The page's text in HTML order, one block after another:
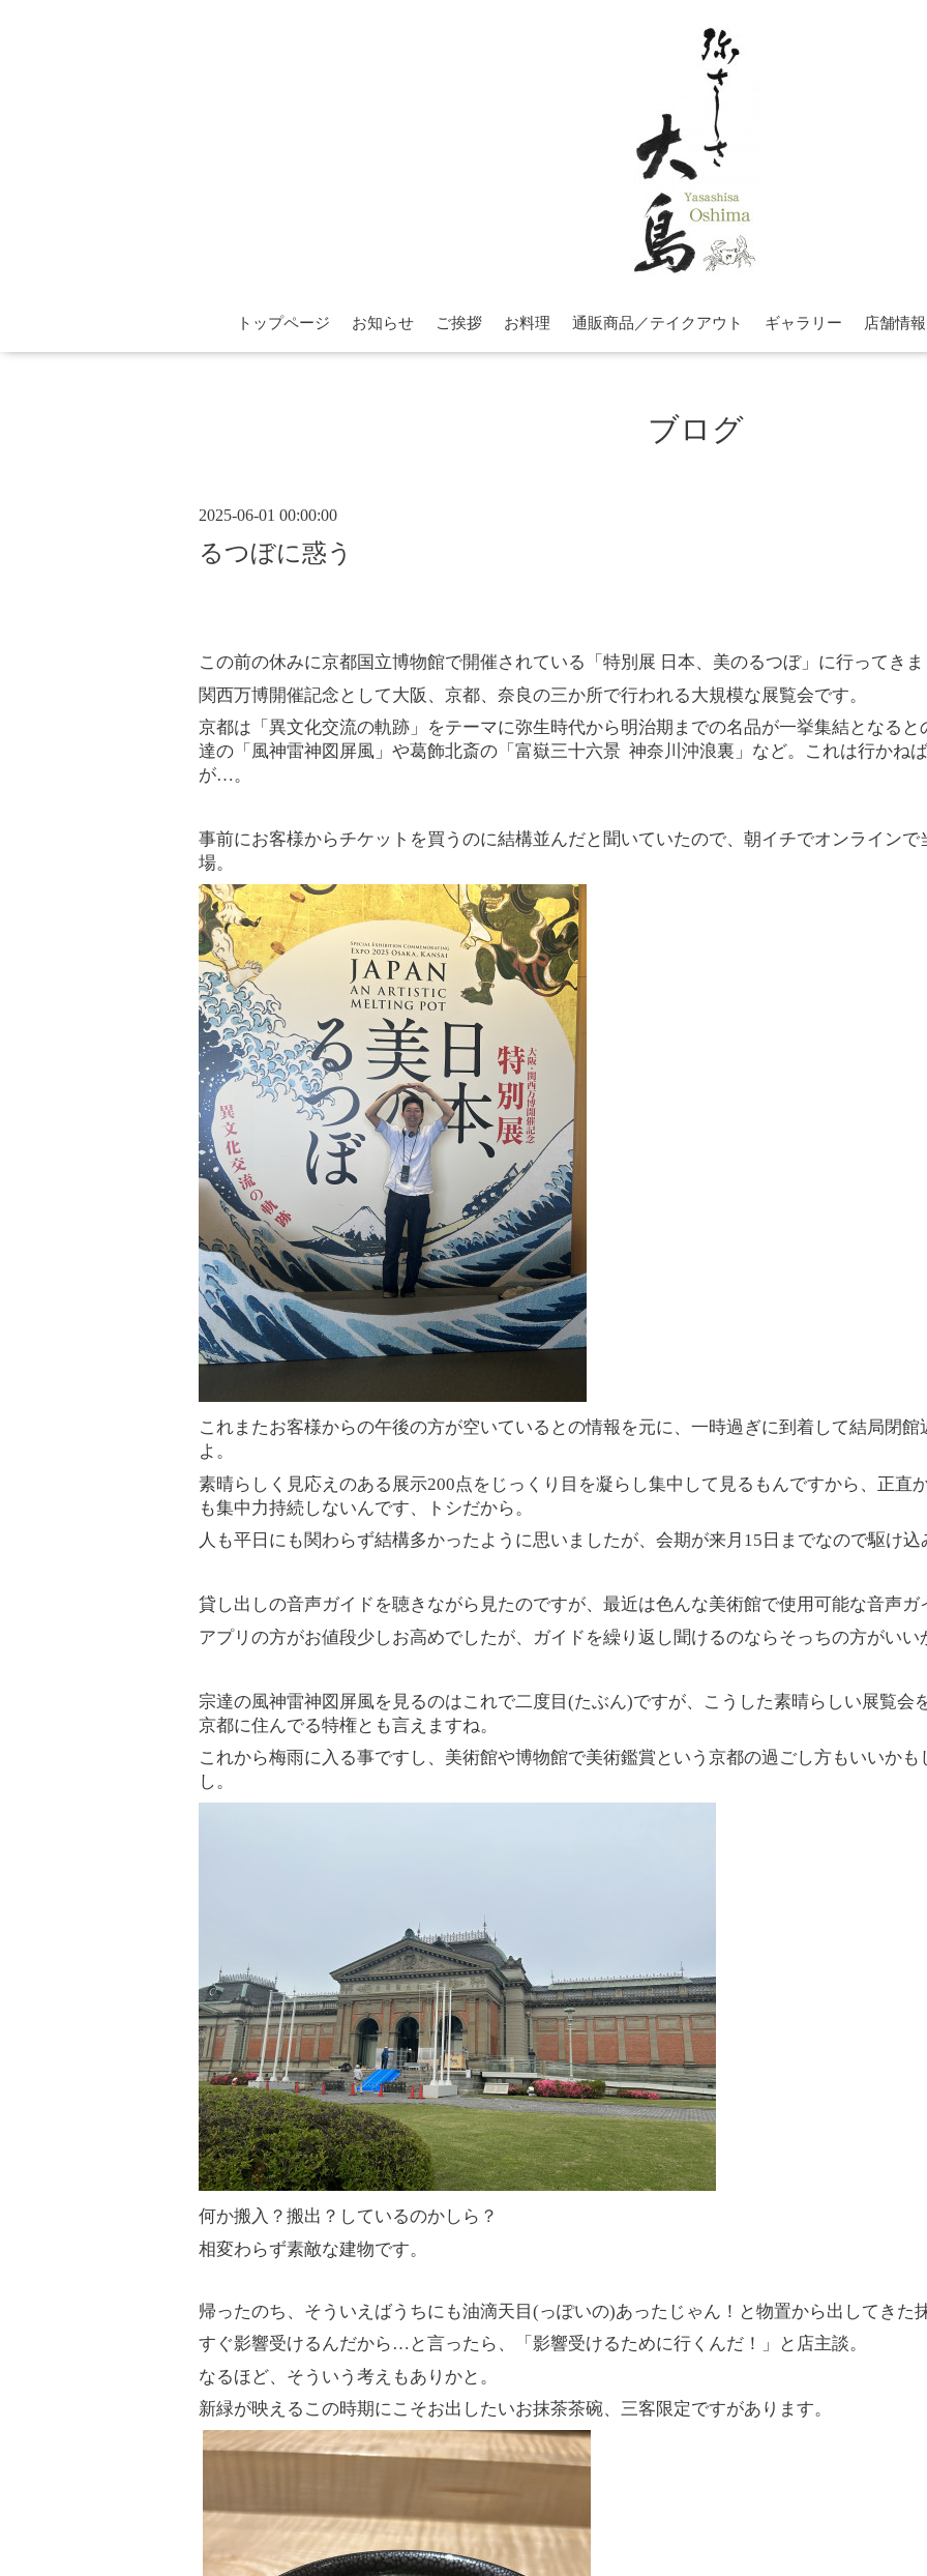
トップページ お知らせ ご挨拶 お料理 通販商品／テイクアウト ギャラリー 店舗情報
ブログ
2025-06-01 00:00:00
るつぼに惑う
この前の休みに京都国立博物館で開催されている「特別展 日本、美のるつぼ」に行ってきま
関西万博開催記念として大阪、京都、奈良の三か所で行われる大規模な展覧会です。
京都は「異文化交流の軌跡」をテーマに弥生時代から明治期までの名品が一挙集結となる
達の「風神雷神図屏風」や葛飾北斎の「富嶽三十六景 神奈川沖浪裏」など。これは行かね
が…。
事前にお客様からチケットを買うのに結構並んだと聞いていたので、朝イチでオンラインで
場。
これまたお客様からの午後の方が空いているとの情報を元に、一時過ぎに到着して結局閉
よ。
素晴らしく見応えのある展示200点をじっくり目を凝らし集中して見るもんですから、正直
も集中力持続しないんです、トシだから。
人も平日にも関わらず結構多かったように思いましたが、会期が来月 15 日までなので駆け
貸し出しの音声ガイドを聴きながら見たのですが、最近は色んな美術館で使用可能な音声ガ
アプリの方がお値段少しお高めでしたが、ガイドを繰り返し聞けるのならそっちの方がいい
宗達の風神雷神図屏風を見るのはこれで二度目 (たぶん)ですが、こうした素晴らしい展覧会
京都に住んでる特権とも言えますね。
これから梅雨に入る事ですし、美術館や博物館で美術鑑賞という京都の過ごし方もいいかも
し。
何か搬入？搬出？しているのかしら？
相変わらず素敵な建物です。
帰ったのち、そういえばうちにも油滴天目(っぽいの)あったじゃん！と物置から出してきた
すぐ影響受けるんだから … と言ったら、「影響受けるために行くんだ！」と店主談。
なるほど、そういう考えもありかと。
新緑が映えるこの時期にこそお出したいお抹茶茶碗、 三客限定ですがあります。